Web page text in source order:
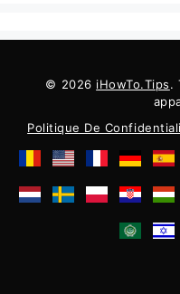
© 2026 iHowTo.Tips.
Politique De